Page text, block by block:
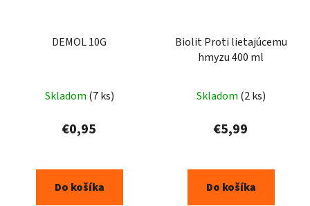
DEMOL 10G
Skladom (7 ks)
€0,95
Do košíka
Biolit Proti lietajúcemu
hmyzu 400 ml
Skladom (2 ks)
€5,99
Do košíka